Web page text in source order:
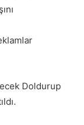
Doldurup